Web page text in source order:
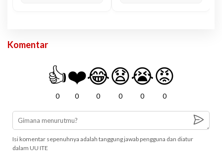
Komentar
👍
0
❤️
0
😂
0
😧
0
😭
0
😡
0
Isi komentar sepenuhnya adalah tanggung jawab pengguna dan diatur
dalam UU ITE